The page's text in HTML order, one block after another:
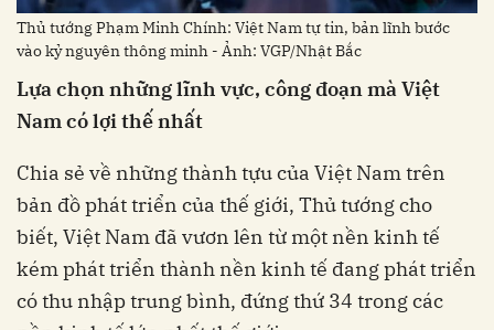
Thủ tướng Phạm Minh Chính: Việt Nam tự tin, bản lĩnh bước
vào kỷ nguyên thông minh - Ảnh: VGP/Nhật Bắc
Lựa chọn những lĩnh vực, công đoạn mà Việt
Nam có lợi thế nhất
Chia sẻ về những thành tựu của Việt Nam trên
bản đồ phát triển của thế giới, Thủ tướng cho
biết, Việt Nam đã vươn lên từ một nền kinh tế
kém phát triển thành nền kinh tế đang phát triển
có thu nhập trung bình, đứng thứ 34 trong các